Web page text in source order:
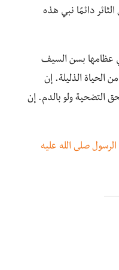
دائمًا نبي هذه
عظامها بسن السيف
الحياة الذليلة. إن
التضحية ولو بالدم. إن
صلى الله عليه